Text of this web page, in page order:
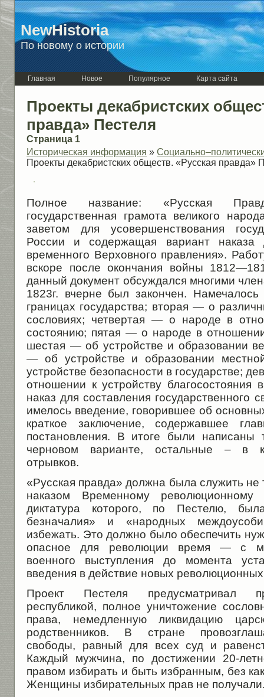
NewHistoria
По новому о истории
Главная Новое Популярное Карта сайта
Проекты декабристских
правда» Пестеля
Страница 1
Историческая информация »
Проекты декабристских обществ. «Русская правда»
Полное название: «Русская
государственная грамота великого
заветом для усовершенствования
России и содержащая вариант
временного Верховного правления».
вскоре после окончания войны
данный документ обсуждался многими
1823г. вчерне был закончен.
границах государства; вторая — о
сословиях; четвертая — о народе в
состоянию; пятая — о народе в
шестая — об устройстве и образовании
— об устройстве и образовании
устройстве безопасности в государстве;
отношении к устройству благосостояния
наказ для составления государственного
имелось введение, говорившее об
краткое заключение, содержавшее
постановления. В итоге были
черновом варианте, остальные – в
отрывков.
«Русская правда» должна была служить не
наказом Временному революционному
диктатура которого, по Пестелю,
безначалия» и «народных
избежать. Это должно было обеспечить
опасное для революции время — с
военного выступления до момента
введения в действие новых
Проект Пестеля предусматривал
республикой, полное уничтожение
права, немедленную ликвидацию
родственников. В стране
свободы, равный для всех суд и
Каждый мужчина, по достижении 20-
правом избирать и быть избранным, без
Женщины избирательных прав не